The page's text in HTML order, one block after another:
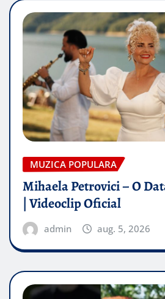
MUZICA POPULARA
Mihaela Petrovici – O
| Videoclip Oficial
admin aug. 5, 2026